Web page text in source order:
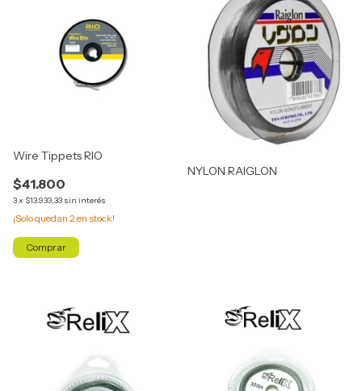
Wire Tippets RIO
$41.800
3x $13.933,33 sin interés
¡Solo quedan 2en stock!
Comprar
NYLON RAIGLON